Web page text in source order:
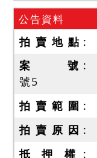
公告資料
拍 賣 地 點
案 號
號5
拍 賣 範 圍
拍 賣 原 因
抵 押 權